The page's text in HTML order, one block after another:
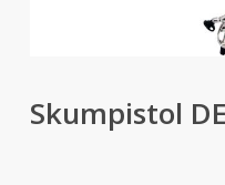
Skumpistol